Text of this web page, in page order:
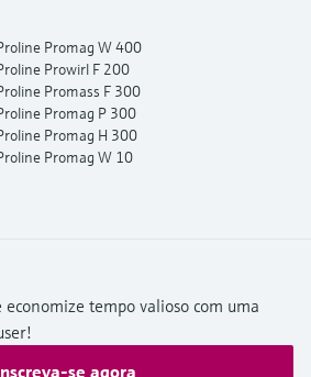
Promag W 400
Prowirl F 200
Promass F 300
Promag P 300
Promag H 300
Promag W 10
IO-Link
tempo valioso com uma
se agora